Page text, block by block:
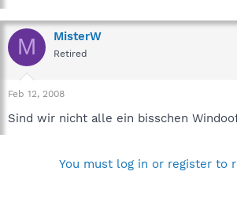
M MisterW
Retired
Feb 12, 2008
Sind wir nicht alle ein bisschen
You must log in or register to